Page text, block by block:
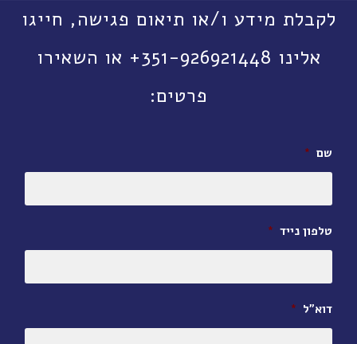
לקבלת מידע ו/או תיאום פגישה, חייגו
אלינו 351-926921448+ או השאירו
פרטים:
שם *
טלפון נייד *
דוא״ל *